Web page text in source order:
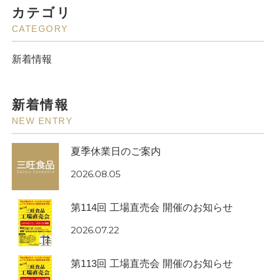
カテゴリ
CATEGORY
新着情報
新着情報
NEW ENTRY
夏季休業日のご案内
2026.08.05
第114回 工場直売会 開催のお知らせ
2026.07.22
第113回 工場直売会 開催のお知らせ